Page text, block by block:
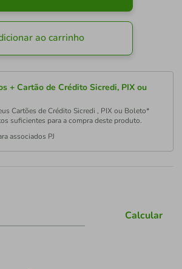
ao carrinho
+ Cartão de Crédito Sicredi, PIX ou
Cartões de Crédito Sicredi , PIX ou Boleto*
suficientes para a compra deste produto.
associados PJ
Calcular